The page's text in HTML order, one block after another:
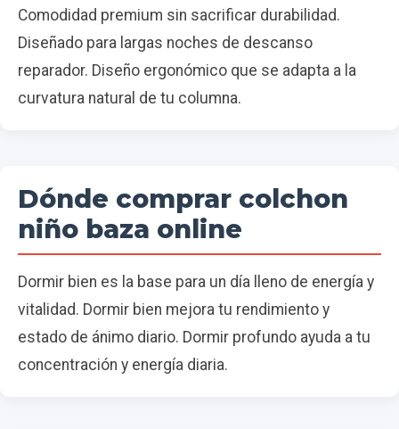
Comodidad premium sin sacrificar durabilidad.
Diseñado para largas noches de descanso
reparador. Diseño ergonómico que se adapta a la
curvatura natural de tu columna.
Dónde comprar colchon
niño baza online
Dormir bien es la base para un día lleno de energía y
vitalidad. Dormir bien mejora tu rendimiento y
estado de ánimo diario. Dormir profundo ayuda a tu
concentración y energía diaria.